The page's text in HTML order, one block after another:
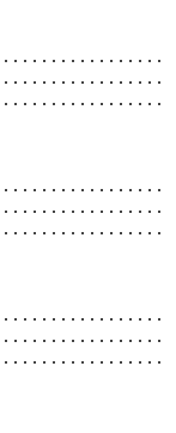
. . . . . . . . . . . . . . . .
. . . . . . . . . . . . . . . .
. . . . . . . . . . . . . . . .
. . . . . . . . . . . . . . . .
. . . . . . . . . . . . . . . .
. . . . . . . . . . . . . . . .
. . . . . . . . . . . . . . . .
. . . . . . . . . . . . . . . .
. . . . . . . . . . . . . . . .